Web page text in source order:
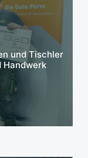
und Tischler
Handwerk